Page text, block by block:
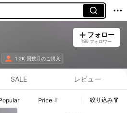
フォロー
189 フォロワー
1.2K 回数目のご購入
SALE レビュー
Price 絞り込み